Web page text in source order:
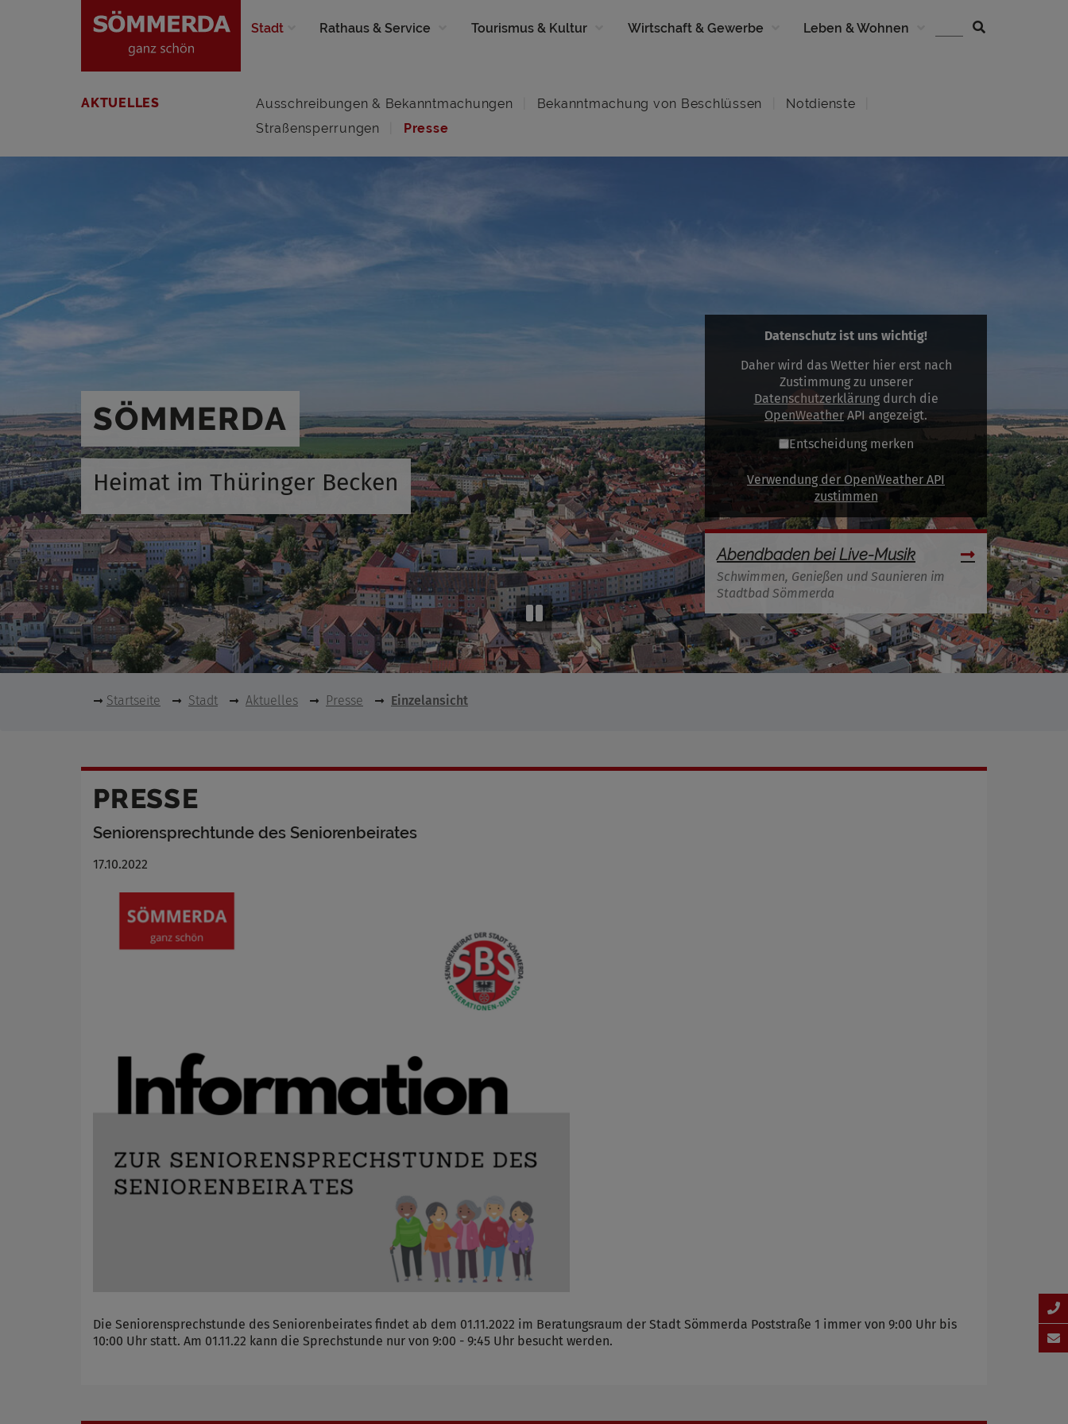
Stadt Rathaus & Service Tourismus & Kultur Wirtschaft & Gewerbe Leben & Wohnen
AKTUELLES Ausschreibungen & Bekanntmachungen Bekanntmachung von Beschlüssen
Notdienste
Straßensperrungen
Presse
SÖMMERDA
Heimat im Thüringer Becken
Datenschutz ist uns wichtig!
Daher wird das Wetter hier erst nach
Zustimmung zu unserer
Datenschutzerklärungdurch die
OpenWeather API angezeigt.
Entscheidung merken
Verwendung der OpenWeather API
zustimmen
Abendbaden bei Live-Musik
Schwimmen, Genießen und Saunieren im
Stadtbad Sömmerda
Startseite Stadt Aktuelles Presse Einzelansicht
PRESSE
Seniorensprechtunde des Seniorenbeirates
17.10.2022
Die Seniorensprechstunde des Seniorenbeirates findet ab dem 01.11.2022 im Beratungsraum der Stadt Sömmerda Poststraße 1 immer von 9:00 Uhr bis
10:00 Uhr statt. Am 01.11.22 kann die Sprechstunde nur von 9:00 - 9:45 Uhr besucht werden.